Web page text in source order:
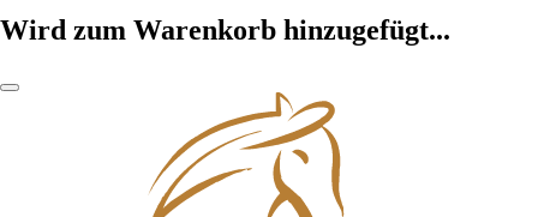
Wird zum Warenkorb hinzugefügt...